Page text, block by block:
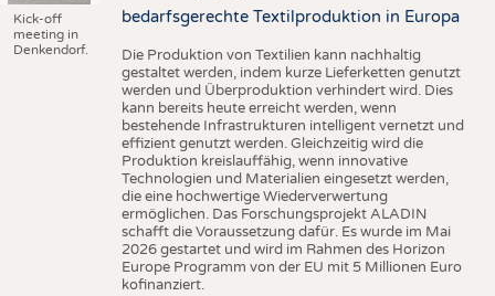
Kick-off
meeting in
Denkendorf.
bedarfsgerechte Textilproduktion in Europa
Die Produktion von Textilien kann nachhaltig
gestaltet werden, indem kurze Lieferketten genutzt
werden und Überproduktion verhindert wird. Dies
kann bereits heute erreicht werden, wenn
bestehende Infrastrukturen intelligent vernetzt und
effizient genutzt werden. Gleichzeitig wird die
Produktion kreislauffähig, wenn innovative
Technologien und Materialien eingesetzt werden,
die eine hochwertige Wiederverwertung
ermöglichen. Das Forschungsprojekt ALADIN
schafft die Voraussetzung dafür. Es wurde im Mai
2026 gestartet und wird im Rahmen des Horizon
Europe Programm von der EU mit 5 Millionen Euro
kofinanziert.